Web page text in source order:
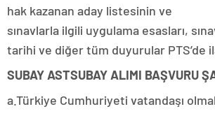
hak kazanan aday listesinin ve
sınavlarla ilgili uygulama esasları,
tarihi ve diğer tüm duyurular PTS’de
SUBAY ASTSUBAY ALIMI BAŞVURU
a.Türkiye Cumhuriyeti vatandaşı